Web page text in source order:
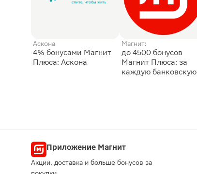
Аскона
4% бонусами Магнит
Плюса: Аскона
Магнит:
до 4500 бонусов
Магнит Плюса: за
каждую банковскую
Приложение Магнит
Акции, доставка и больше бонусов за